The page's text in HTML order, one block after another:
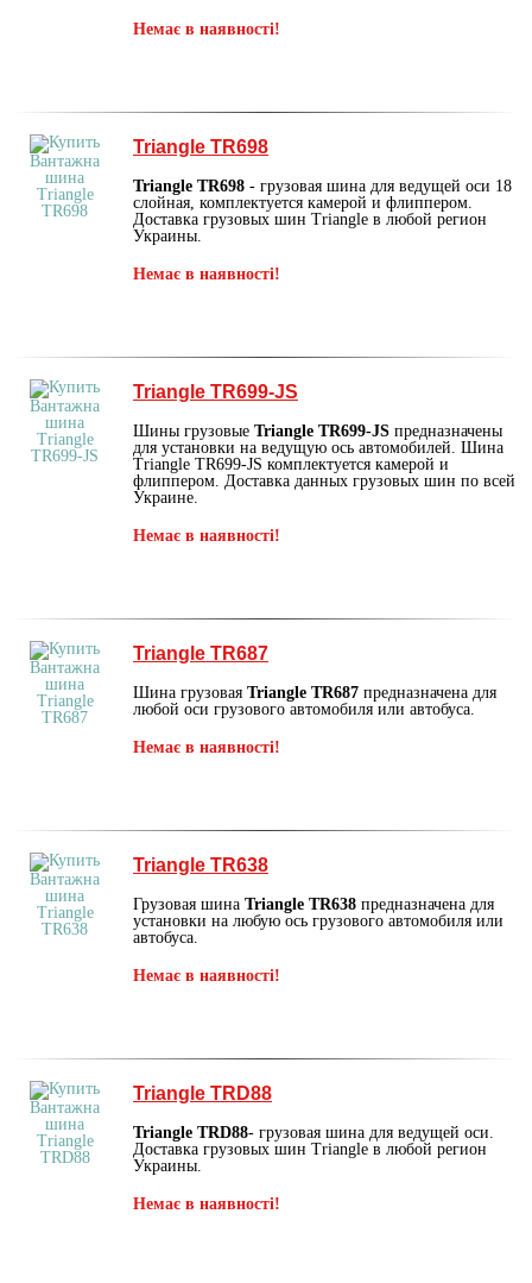
Немає в наявності!
Triangle TR698
Triangle TR698 - грузовая шина для ведущей оси 18
слойная, комплектуется камерой и флиппером.
Доставка грузовых шин Triangle в любой регион
Украины.
Немає в наявності!
Triangle TR699-JS
Шины грузовые Triangle TR699-JS предназначены
для установки на ведущую ось автомобилей. Шина
Triangle TR699-JS комплектуется камерой и
флиппером. Доставка данных грузовых шин по всей
Украине.
Немає в наявності!
Triangle TR687
Шина грузовая Triangle TR687 предназначена для
любой оси грузового автомобиля или автобуса.
Немає в наявності!
Triangle TR638
Грузовая шина Triangle TR638 предназначена для
установки на любую ось грузового автомобиля или
автобуса.
Немає в наявності!
Triangle TRD88
Triangle TRD88- грузовая шина для ведущей оси.
Доставка грузовых шин Triangle в любой регион
Украины.
Немає в наявності!